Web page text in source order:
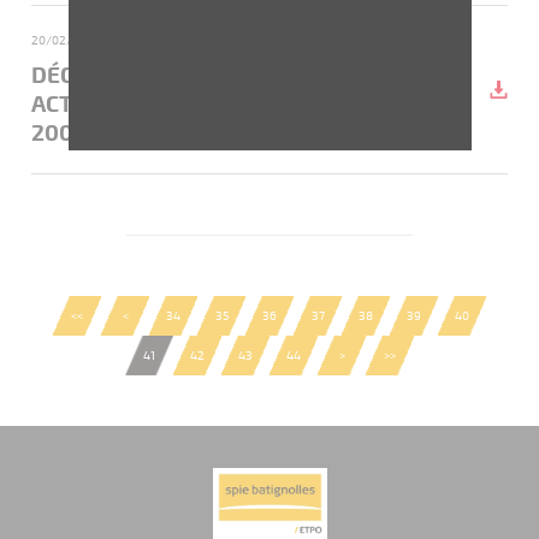
20/02/2009
DÉCLARATION DES TRANSACTIONS SUR
ACTIONS PROPRES DU 16 AU 20 FÉVRIER
2009
<< < 34 35 36 37 38 39 40
41 42 43 44 > >>